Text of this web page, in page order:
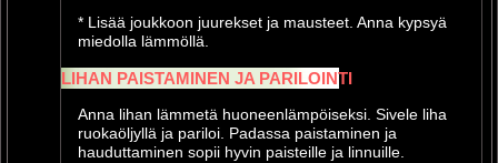
* Lisää joukkoon juurekset ja mausteet. Anna kypsyä
miedolla lämmöllä.
LIHAN PAISTAMINEN JA PARILOINTI
Anna lihan lämmetä huoneenlämpöiseksi. Sivele liha
ruokaöljyllä ja pariloi. Padassa paistaminen ja
hauduttaminen sopii hyvin paisteille ja linnuille.